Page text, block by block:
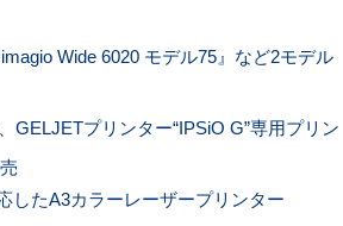
Wide 6020 モデル75』など2モデル
GELJETプリンター“IPSiO G”専用プリン
したA3カラーレーザープリンター